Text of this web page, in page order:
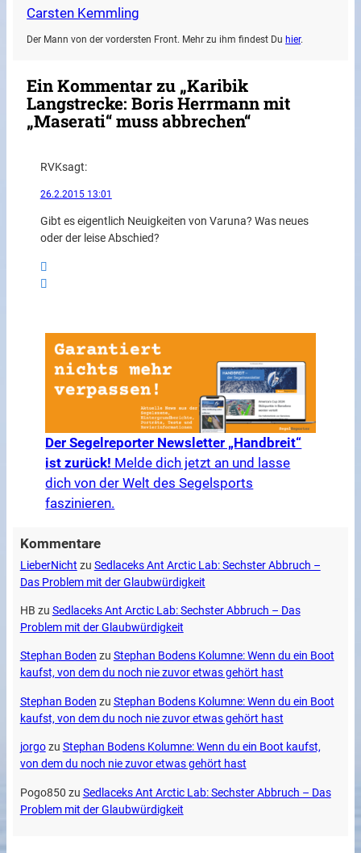
Carsten Kemmling
Der Mann von der vordersten Front. Mehr zu ihm findest Du hier.
Ein Kommentar zu „Karibik
Langstrecke: Boris Herrmann mit
„Maserati“ muss abbrechen“
RVKsagt:
26.2.2015 13:01
Gibt es eigentlich Neuigkeiten von Varuna? Was neues
oder der leise Abschied?
Der Segelreporter Newsletter „Handbreit“
ist zurück! Melde dich jetzt an und lasse
dich von der Welt des Segelsports
faszinieren.
Kommentare
LieberNicht zu Sedlaceks Ant Arctic Lab: Sechster Abbruch –
Das Problem mit der Glaubwürdigkeit
HB zu Sedlaceks Ant Arctic Lab: Sechster Abbruch – Das
Problem mit der Glaubwürdigkeit
Stephan Boden zu Stephan Bodens Kolumne: Wenn du ein Boot
kaufst, von dem du noch nie zuvor etwas gehört hast
Stephan Boden zu Stephan Bodens Kolumne: Wenn du ein Boot
kaufst, von dem du noch nie zuvor etwas gehört hast
jorgozu Stephan Bodens Kolumne: Wenn du ein Boot kaufst,
von dem du noch nie zuvor etwas gehört hast
Pogo850 zu Sedlaceks Ant Arctic Lab: Sechster Abbruch – Das
Problem mit der Glaubwürdigkeit